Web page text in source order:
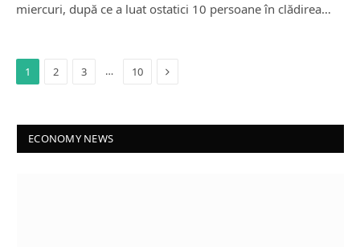
miercuri, după ce a luat ostatici 10 persoane în clădirea…
1 2 3 … 10 Next
ECONOMY NEWS